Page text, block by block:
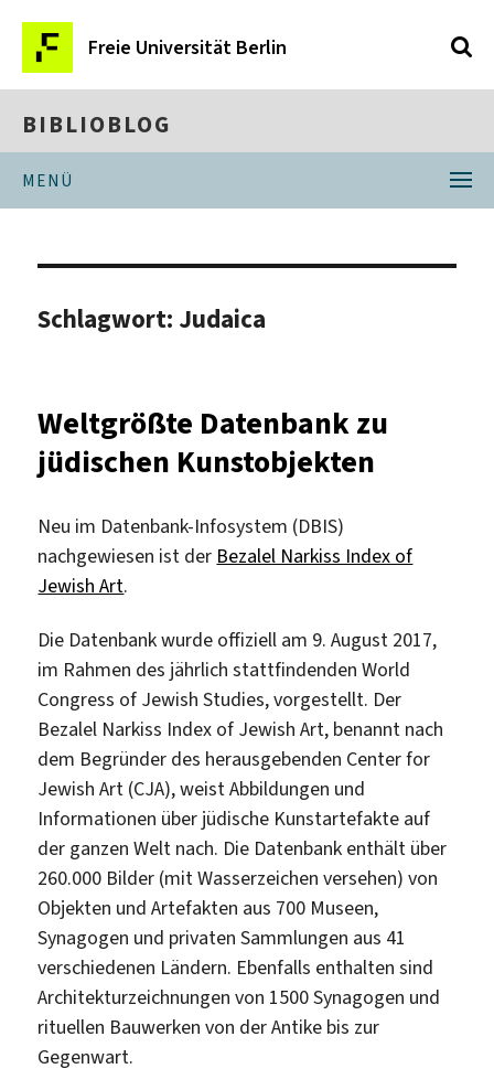
Freie Universität Berlin
BIBLIOBLOG
MENÜ
Schlagwort: Judaica
Weltgrößte Datenbank zu
jüdischen Kunstobjekten
Neu im Datenbank-Infosystem (DBIS)
nachgewiesen ist der Bezalel Narkiss Index of
Jewish Art.
Die Datenbank wurde offiziell am 9. August 2017,
im Rahmen des jährlich stattfindenden World
Congress of Jewish Studies, vorgestellt. Der
Bezalel Narkiss Index of Jewish Art, benannt nach
dem Begründer des herausgebenden Center for
Jewish Art (CJA), weist Abbildungen und
Informationen über jüdische Kunstartefakte auf
der ganzen Welt nach. Die Datenbank enthält über
260.000 Bilder (mit Wasserzeichen versehen) von
Objekten und Artefakten aus 700 Museen,
Synagogen und privaten Sammlungen aus 41
verschiedenen Ländern. Ebenfalls enthalten sind
Architekturzeichnungen von 1500 Synagogen und
rituellen Bauwerken von der Antike bis zur
Gegenwart.